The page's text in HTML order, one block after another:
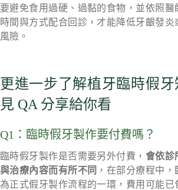
要避免食用過硬、過黏的食物，並依照醫
時間與方式配合回診，才能降低牙齦發炎
風險。
更進一步了解植牙臨時假牙
見 QA 分享給你看
Q1：臨時假牙製作要付費嗎？
臨時假牙製作是否需要另外付費， 會依診
與治療內容而有所不同 ，在部分療程中
為正式假牙製作流程的一環，費用可能已